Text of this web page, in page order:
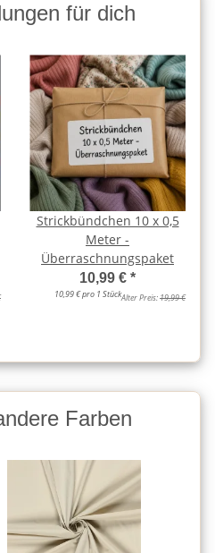
für dich
Strickbündchen 10 x 0,5
Meter -
Überraschnungspaket
10,99 € *
10,99 € pro 1 StückAlter Preis:19,99 €
Farben